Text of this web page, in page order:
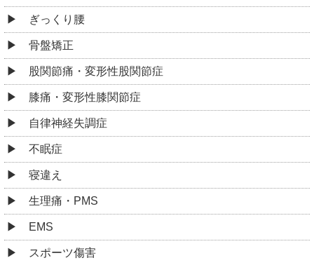
ぎっくり腰
骨盤矯正
股関節痛・変形性股関節症
膝痛・変形性膝関節症
自律神経失調症
不眠症
寝違え
生理痛・PMS
EMS
スポーツ傷害